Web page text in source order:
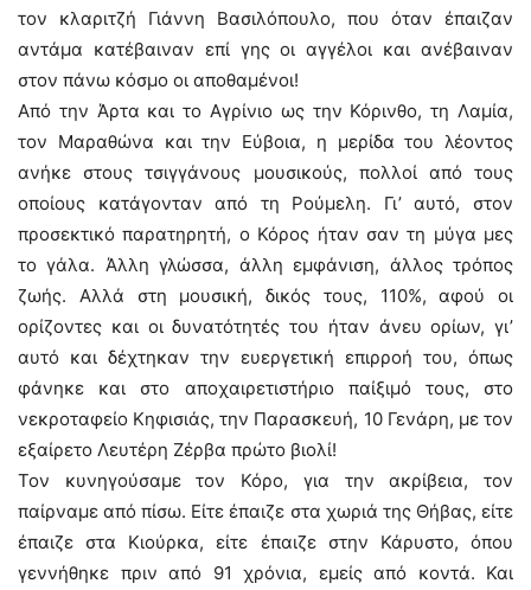
τον κλαριτζή Γιάννη Βασιλόπουλο, που όταν έπαιζαν
αντάμα κατέβαιναν επί γης οι αγγέλοι και ανέβαιναν
στον πάνω κόσμο οι αποθαμένοι!
Από την Άρτα και το Αγρίνιο ως την Κόρινθο, τη Λαμία,
τον Μαραθώνα και την Εύβοια, η μερίδα του λέοντος
ανήκε στους τσιγγάνους μουσικούς, πολλοί από τους
οποίους κατάγονταν από τη Ρούμελη. Γι’ αυτό, στον
προσεκτικό παρατηρητή, ο Κόρος ήταν σαν τη μύγα μες
το γάλα. Άλλη γλώσσα, άλλη εμφάνιση, άλλος τρόπος
ζωής. Αλλά στη μουσική, δικός τους, 110%, αφού οι
ορίζοντες και οι δυνατότητές του ήταν άνευ ορίων, γι’
αυτό και δέχτηκαν την ευεργετική επιρροή του, όπως
φάνηκε και στο αποχαιρετιστήριο παίξιμό τους, στο
νεκροταφείο Κηφισιάς, την Παρασκευή, 10 Γενάρη, με τον
εξαίρετο Λευτέρη Ζέρβα πρώτο βιολί!
Τον κυνηγούσαμε τον Κόρο, για την ακρίβεια, τον
παίρναμε από πίσω. Είτε έπαιζε στα χωριά της Θήβας, είτε
έπαιζε στα Κιούρκα, είτε έπαιζε στην Κάρυστο, όπου
γεννήθηκε πριν από 91 χρόνια, εμείς από κοντά. Και